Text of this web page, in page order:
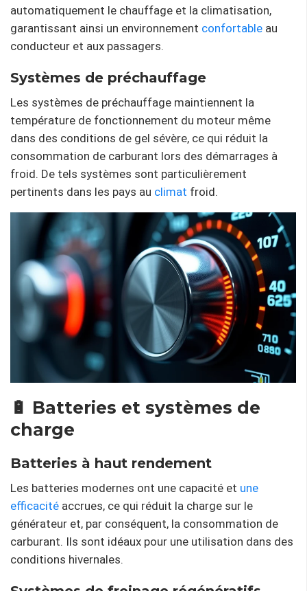
automatiquement le chauffage et la climatisation,
garantissant ainsi un environnement confortable au
conducteur et aux passagers.
Systèmes de préchauffage
Les systèmes de préchauffage maintiennent la
température de fonctionnement du moteur même
dans des conditions de gel sévère, ce qui réduit la
consommation de carburant lors des démarrages à
froid. De tels systèmes sont particulièrement
pertinents dans les pays au climat froid.
🔋 Batteries et systèmes de
charge
Batteries à haut rendement
Les batteries modernes ont une capacité et une
efficacité accrues, ce qui réduit la charge sur le
générateur et, par conséquent, la consommation de
carburant. Ils sont idéaux pour une utilisation dans des
conditions hivernales.